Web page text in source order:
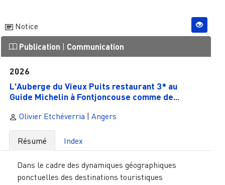
Notice
Publication Communication
2026
L'Auberge du Vieux Puits restaurant 3* au
Guide Michelin à Fontjoncouse comme de...
Olivier Etchéverria Angers
Résumé Index
Dans le cadre des dynamiques géographiques
ponctuelles des destinations touristiques